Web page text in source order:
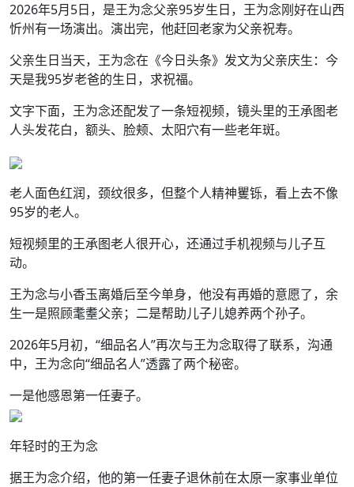
2026年5月5日，是王为念父亲95岁生日，王为念刚好在山西
忻州有一场演出。演出完，他赶回老家为父亲祝寿。
父亲生日当天，王为念在《今日头条》发文为父亲庆生：今
天是我95岁老爸的生日，求祝福。
文字下面，王为念还配发了一条短视频，镜头里的王承图老
人头发花白，额头、脸颊、太阳穴有一些老年斑。
老人面色红润，颈纹很多，但整个人精神矍铄，看上去不像
95岁的老人。
短视频里的王承图老人很开心，还通过手机视频与儿子互
动。
王为念与小香玉离婚后至今单身，他没有再婚的意愿了，余
生一是照顾耄耋父亲；二是帮助儿子儿媳养两个孙子。
2026年5月初，“细品名人”再次与王为念取得了联系，沟通
中，王为念向“细品名人”透露了两个秘密。
一是他感恩第一任妻子。
年轻时的王为念
据王为念介绍，他的第一任妻子退休前在太原一家事业单位